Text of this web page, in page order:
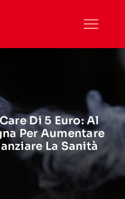
Di 5 Euro: Al
Per Aumentare
La Sanità